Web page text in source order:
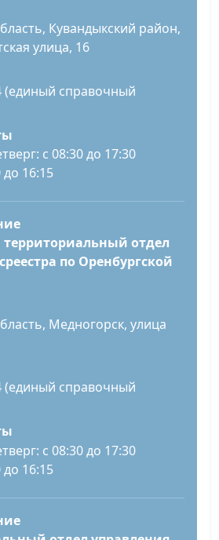
Кувандыкский район,
улица, 16
(единый справочный
с 08:30 до 17:30
до 16:15
отдел
по Оренбургской
Медногорск, улица
(единый справочный
с 08:30 до 17:30
до 16:15